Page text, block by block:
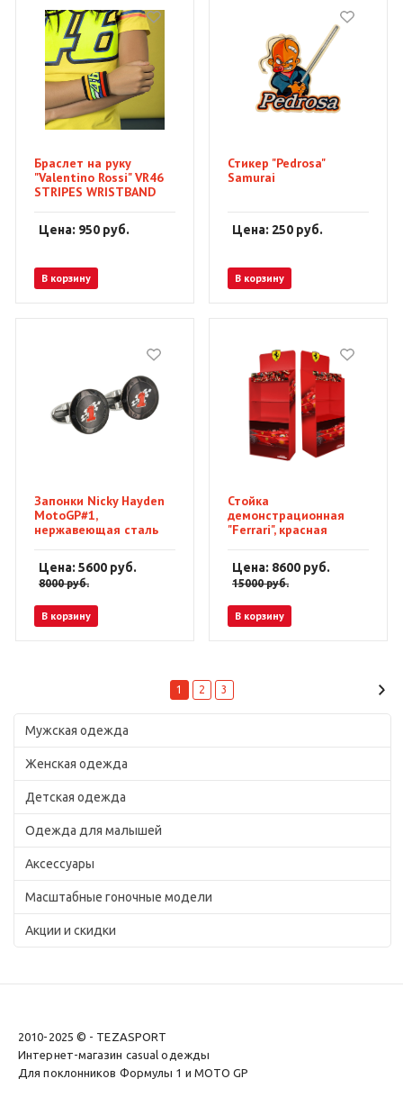
Браслет на руку
"Valentino Rossi" VR46
STRIPES WRISTBAND
Цена: 950 руб.
В корзину
Стикер "Pedrosa"
Samurai
Цена: 250 руб.
В корзину
Запонки Nicky Hayden
MotoGP#1,
нержавеющая сталь
Цена: 5600 руб.
8000руб.
В корзину
Стойка
демонстрационная
"Ferrari", красная
Цена: 8600 руб.
15000руб.
В корзину
1 2 3
Мужская одежда
Женская одежда
Детская одежда
Одежда для малышей
Аксессуары
Масштабные гоночные модели
Акции и скидки
2010-2025 © - TEZASPORT
Интернет-магазин casual одежды
Для поклонников Формулы 1 и MOTO GP